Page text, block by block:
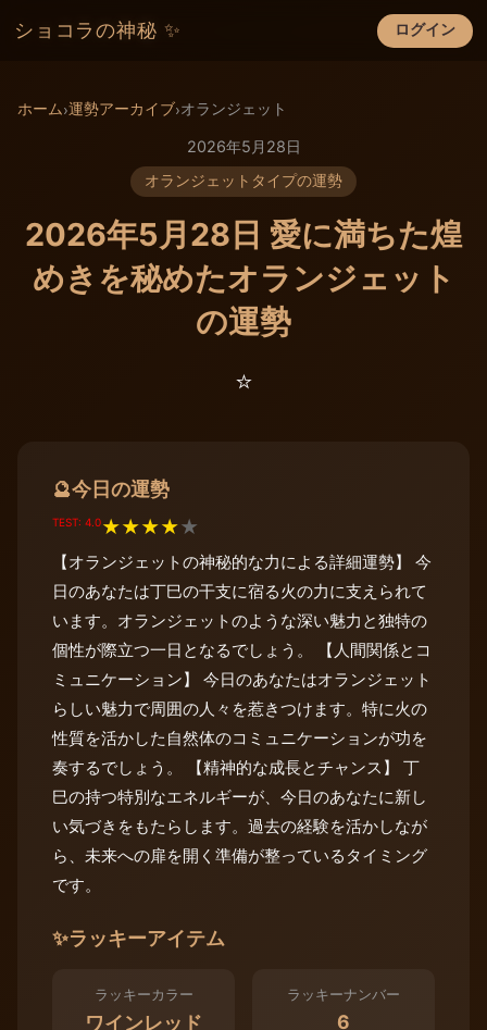
ショコラの神秘 ✨ ログイン
×
ホーム›運勢アーカイブ›オランジェット
2026年5月28日
オランジェットタイプの運勢
2026年5月28日 愛に満ちた煌
めきを秘めたオランジェット
の運勢
⭐️
🔮今日の運勢
TEST: 4.0★★★★★
【オランジェットの神秘的な力による詳細運勢】 今
日のあなたは丁巳の干支に宿る火の力に支えられて
います。オランジェットのような深い魅力と独特の
個性が際立つ一日となるでしょう。 【人間関係とコ
ミュニケーション】 今日のあなたはオランジェット
らしい魅力で周囲の人々を惹きつけます。特に火の
性質を活かした自然体のコミュニケーションが功を
奏するでしょう。 【精神的な成長とチャンス】 丁
巳の持つ特別なエネルギーが、今日のあなたに新し
い気づきをもたらします。過去の経験を活かしなが
ら、未来への扉を開く準備が整っているタイミング
です。
✨ラッキーアイテム
ラッキーカラー
ワインレッド
ラッキーナンバー
6